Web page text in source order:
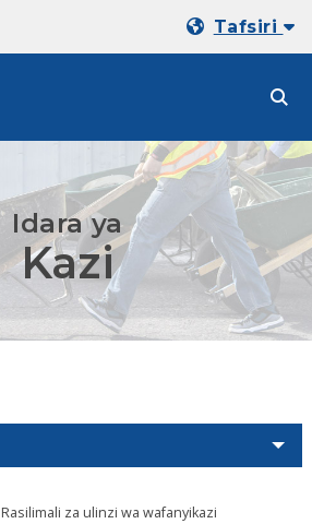
Tafsiri
Idara ya
Kazi
Rasilimali za ulinzi wa wafanyikazi